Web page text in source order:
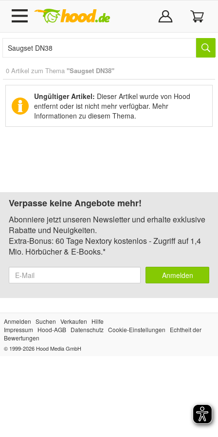
0 Artikel zum Thema "Saugset DN38"
Ungültiger Artikel: Dieser Artikel wurde von Hood
entfernt oder ist nicht mehr verfügbar. Mehr
Informationen zu diesem Thema.
Verpasse keine Angebote mehr!
Abonniere jetzt unseren Newsletter und erhalte exklusive
Rabatte und Neuigkeiten.
Extra-Bonus: 60 Tage Nextory kostenlos - Zugriff auf 1,4
Mio. Hörbücher & E-Books.*
Anmelden
Anmelden Suchen Verkaufen
Hilfe
Impressum
Hood-AGB Datenschutz Cookie-Einstellungen
Echtheit der
Bewertungen
© 1999-2026 Hood Media GmbH